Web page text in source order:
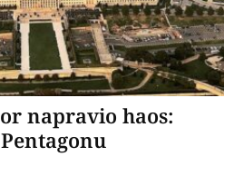
napravio haos: